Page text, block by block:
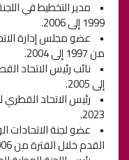
• مدير التخطيط في
1999 إلى 2006.
• عضو مجلس إدارة
من 1997 إلى 2004.
إلى 2005.
2023.
• عضو لجنة الاتحادات
القدم خلال الفترة من 2006 إلى 2012.